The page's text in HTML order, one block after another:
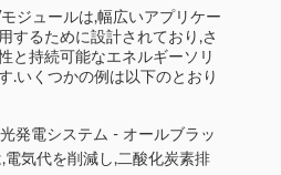
ジュールは,幅広いアプリケー
するために設計されており,さ
と持続可能なエネルギーソリ
.いくつかの例は以下のとおり
発電システム - オールブラッ
電気代を削減し,二酸化炭素排